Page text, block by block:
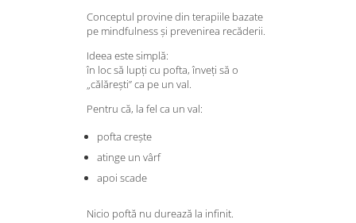
Conceptul provine din terapiile bazate
pe mindfulness și prevenirea recăderii.
Ideea este simplă:
în loc să lupți cu pofta, înveți să o
„călărești” ca pe un val.
Pentru că, la fel ca un val:
pofta crește
atinge un vârf
apoi scade
Nicio poftă nu durează la infinit.